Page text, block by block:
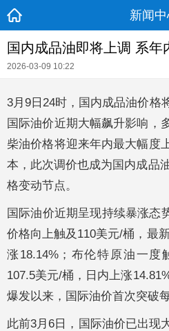
新闻
国内成品油即将上调 系年
2026-03-09 10:22
3月9日24时，国内成品油价格
国际油价近期大幅飙升影响，
柴油价格将迎来年内最大幅度
本，此次调价也成为国内成品
格变动节点。
国际油价近期呈现持续暴涨态
价格向上触及110美元/桶，最
涨18.14%；布伦特原油一度
107.5美元/桶，日内上涨
爆发以来，国际油价首次突破
此前3月6日，国际油价已出现